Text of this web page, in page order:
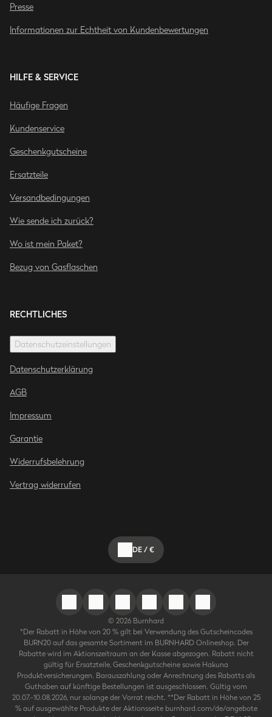
Presse
Informationen zur Echtheit von Kundenbewertungen
HILFE & SERVICE
Häufige Fragen
Kundenservice
Geschenkgutscheine
Ersatzteile
Versandbedingungen
Wie sende ich zurück?
Wo ist mein Paket?
Bezug von Gasflaschen
RECHTLICHES
Datenschutzeinstellungen
Datenschutzerklärung
AGB
Impressum
Garantie
Widerrufsbelehrung
Vertrag widerrufen
DE/€
© 2026 Burnhard
*Der Rabatt in Höhe von 20 % gilt bei Verwendung des Gutscheincodes
BURN20 auf das gesamte Sortiment im BURNHARD Onlineshop. Der
Rabatte wird im Aktionszeitraum an der Kasse abgezogen. Rabatt nicht
gültig für Ersatzteile, Geschenkgutscheine sowie Hakuna
Produktversicherungen. Barauszahlung oder Anrechnung des Rabatts als
Guthaben auf künftige Bestellungen ist ausgeschlossen. Gültig vom
20.07.-10.08.2026, nur solange der Vorrat reicht. **Der Rabatt in Höhe von 25
% auf ausgewählte Produkte der Aktionsseite burnhard.com/de/angebote